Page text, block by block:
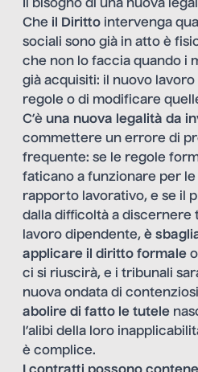
Il bisogno di una nuova
Che il Diritto intervenga
sociali sono già in atto è
che non lo faccia quando i
già acquisiti: il nuovo
regole o di modificare
C’è una nuova legalità da
commettere un errore di
frequente: se le regole
faticano a funzionare per
rapporto lavorativo, e se il
dalla difficoltà a discernere
lavoro dipendente, è
applicare il diritto formale
ci si riuscirà, e i tribunali
nuova ondata di
abolire di fatto le tutele
l’alibi della loro
è complice.